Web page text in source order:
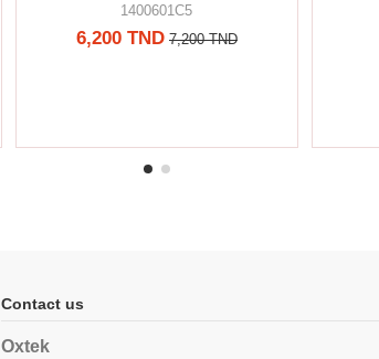
1400601C5
6,200 TND 7,200 TND
Contact us
Oxtek